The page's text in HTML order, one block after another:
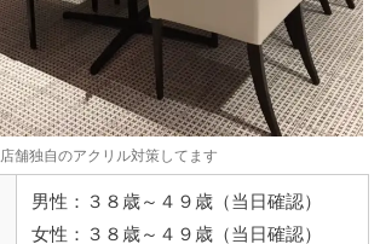
店舗独自のアクリル対策してます
男性：３８歳～４９歳（当日確認）
女性：３８歳～４９歳（当日確認）